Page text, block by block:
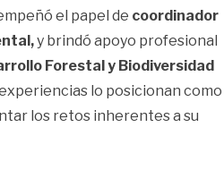
el papel de coordinador
y brindó apoyo profesional
Forestal y Biodiversidad
lo posicionan como
los retos inherentes a su